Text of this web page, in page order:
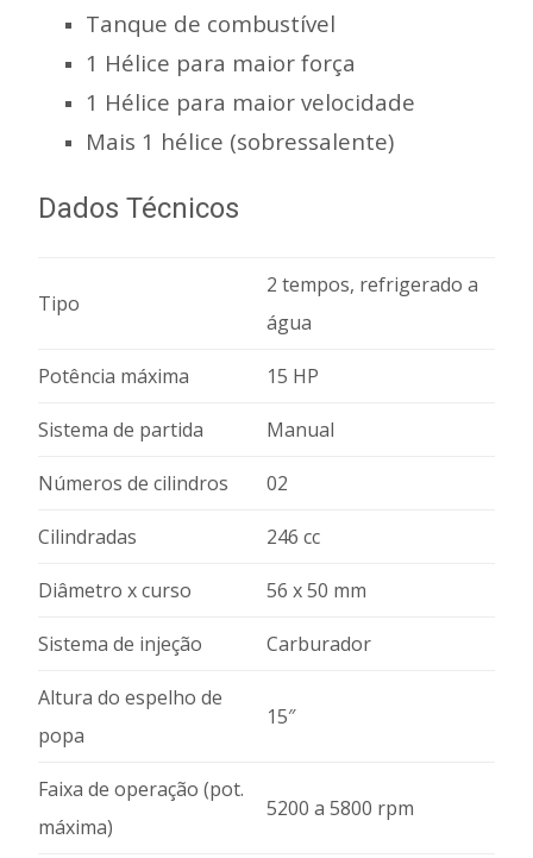
Tanque de combustível
1 Hélice para maior força
1 Hélice para maior velocidade
Mais 1 hélice (sobressalente)
Dados Técnicos
Tipo
2 tempos, refrigerado a
água
Potência máxima 15 HP
Sistema de partida Manual
Números de cilindros 02
Cilindradas 246 cc
Diâmetro x curso 56 x 50 mm
Sistema de injeção Carburador
Altura do espelho de
popa
15″
Faixa de operação (pot.
máxima)
5200 a 5800 rpm